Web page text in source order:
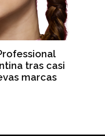
tras casi
marcas